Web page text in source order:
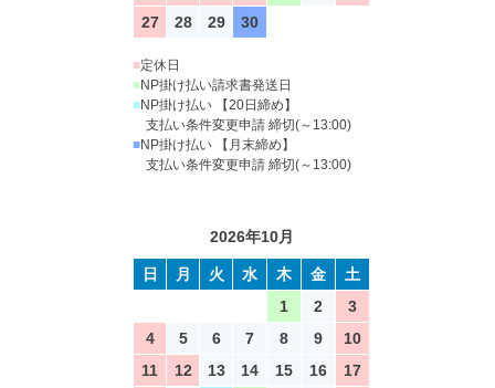
27
28 29 30
■定休日
■NP掛け払い請求書発送日
■NP掛け払い 【20日締め】
支払い条件変更申請 締切(～13:00)
■NP掛け払い 【月末締め】
支払い条件変更申請 締切(～13:00)
2026年10月
日 月 火 水 木 金
土
1
2
3
4
5 6 7 8 9
10
11
12 13 14 15 16
17